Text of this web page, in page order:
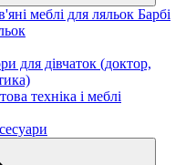
меблі для ляльок Барбі
для дівчаток (доктор,
техніка і меблі